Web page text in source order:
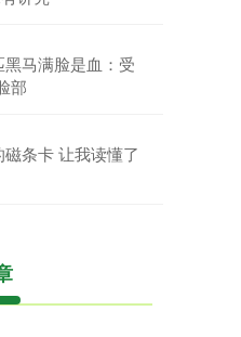
马满脸是血：受
部
条卡 让我读懂了